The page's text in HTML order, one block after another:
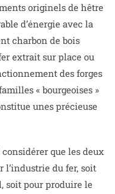
originels de hêtre
d’énergie avec la
charbon de bois
extrait sur place ou
des forges
« bourgeoises »
unes précieuse
que les deux
du fer, soit
soit pour produire le